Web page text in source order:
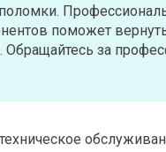
поломки.
поможет
за